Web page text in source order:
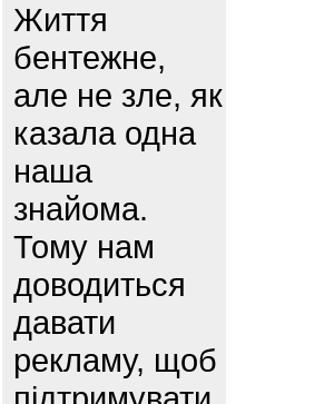
Життя
бентежне,
але не зле, як
казала одна
наша
знайома.
Тому нам
доводиться
давати
рекламу, щоб